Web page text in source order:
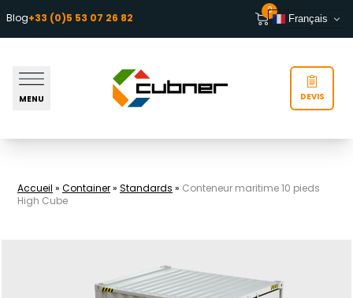
Aller au contenu
Blog+33 (0)5 53 07 26 82
0
Français
MENU DEVIS
Accueil» Container» Standards» Conteneur maritime 10 pieds
High Cube